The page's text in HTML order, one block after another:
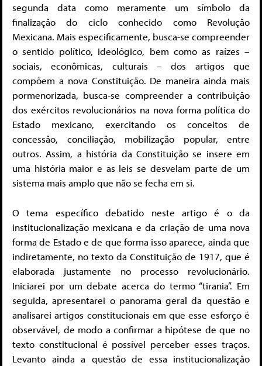
segunda data como meramente um símbolo da
finalização do ciclo conhecido como Revolução
Mexicana. Mais especificamente, busca-se compreender
o sentido político, ideológico, bem como as raízes –
sociais, econômicas, culturais – dos artigos que
compõem a nova Constituição. De maneira ainda mais
pormenorizada, busca-se compreender a contribuição
dos exércitos revolucionários na nova forma política do
Estado mexicano, exercitando os conceitos de
concessão, conciliação, mobilização popular, entre
outros. Assim, a história da Constituição se insere em
uma história maior e as leis se desvelam parte de um
sistema mais amplo que não se fecha em si.
O tema específico debatido neste artigo é o da
institucionalização mexicana e da criação de uma nova
forma de Estado e de que forma isso aparece, ainda que
indiretamente, no texto da Constituição de 1917, que é
elaborada justamente no processo revolucionário.
Iniciarei por um debate acerca do termo “tirania”. Em
seguida, apresentarei o panorama geral da questão e
analisarei artigos constitucionais em que esse esforço é
observável, de modo a confirmar a hipótese de que no
texto constitucional é possível perceber esses traços.
Levanto ainda a questão de essa institucionalização